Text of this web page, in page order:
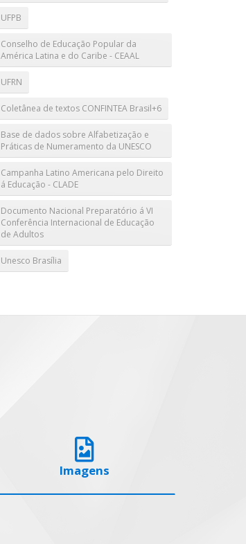
UFPB
Conselho de Educação Popular da
América Latina e do Caribe - CEAAL
UFRN
Coletânea de textos CONFINTEA Brasil+6
Base de dados sobre Alfabetização e
Práticas de Numeramento da UNESCO
Campanha Latino Americana pelo Direito
á Educação - CLADE
Documento Nacional Preparatório á VI
Conferência Internacional de Educação
de Adultos
Unesco Brasília
Imagens